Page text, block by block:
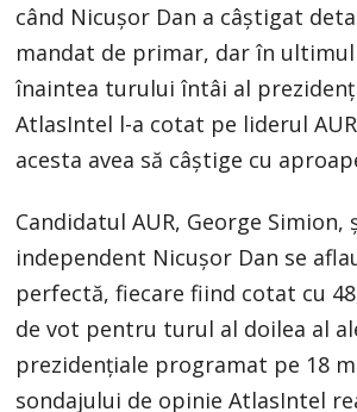
când Nicușor Dan a câștigat
mandat de primar, dar în
înaintea turului întâi al
AtlasIntel l-a cotat pe liderul
acesta avea să câștige cu
Candidatul AUR, George Simion,
independent Nicușor Dan se
perfectă, fiecare fiind cotat cu
de vot pentru turul al doilea al
prezidențiale programat pe 18
sondajului de opinie AtlasIntel